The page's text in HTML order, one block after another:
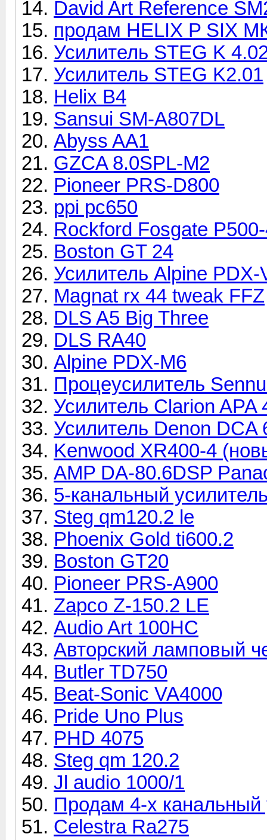
David Art Reference
продам HELIX P SIX
Усилитель STEG K
Усилитель STEG K2.01
Helix B4
Sansui SM-A807DL
Abyss AA1
GZCA 8.0SPL-M2
Pioneer PRS-D800
ppi pc650
Rockford Fosgate
Boston GT 24
Усилитель Alpine PDX-
Magnat rx 44 tweak FFZ
DLS A5 Big Three
DLS RA40
Alpine PDX-M6
Процеусилитель
Усилитель Clarion APA
Усилитель Denon DCA
Kenwood XR400-4
AMP DA-80.6DSP
5-канальный
Steg qm120.2 le
Phoenix Gold ti600.2
Boston GT20
Pioneer PRS-A900
Zapco Z-150.2 LE
Audio Art 100НС
Авторский ламповый
Butler TD750
Beat-Sonic VA4000
Pride Uno Plus
PHD 4075
Steg qm 120.2
Jl audio 1000/1
Продам 4-х канальный
Celestra Ra275